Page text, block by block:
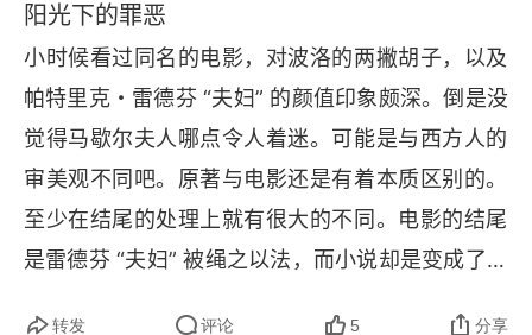
在场证明。艾莲娜的丈夫、情人、情敌、继女等嫌
疑人都有不在场证明，有的甚至堪称完美。那这罪
恶，就在阳光下遁于无形了么？不！天衣无缝的谎
言，也需要一个又一个的慌去圆。波洛侦探抓住一
点矛盾，就拆穿了罪犯编织的精美谎言。谁在午间
洗了澡？没人承认，则必有人撒谎。"如果她连这种
无关紧要的事都会说谎 —— 那别的话也可能都是
谎言。" 最后一层，阿婆借着波洛侦探之口，告诉
阳光下的罪恶
小时候看过同名的电影，对波洛的两撇胡子，以及
帕特里克・雷德芬 “夫妇” 的颜值印象颇深。倒是没
觉得马歇尔夫人哪点令人着迷。可能是与西方人的
审美观不同吧。原著与电影还是有着本质区别的。
至少在结尾的处理上就有很大的不同。电影的结尾
是雷德芬 “夫妇” 被绳之以法，而小说却是变成了马
转发 评论 5 分享